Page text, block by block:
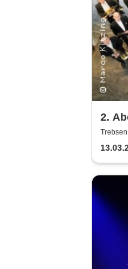
2.
Wiede